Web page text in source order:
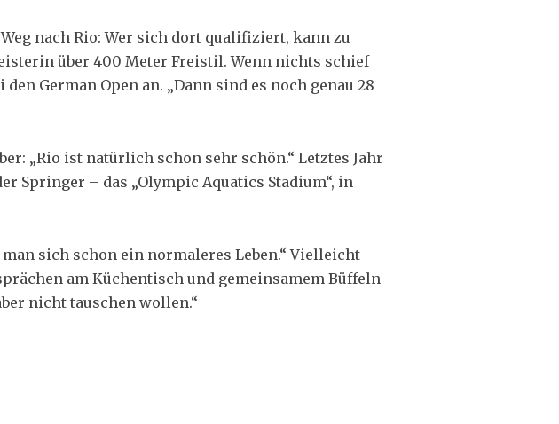
nach Rio: Wer sich dort qualifiziert, kann zu
über 400 Meter Freistil. Wenn nichts schief
German Open an. „Dann sind es noch genau 28
„Rio ist natürlich schon sehr schön.“ Letztes Jahr
Springer – das „Olympic Aquatics Stadium“, in
sich schon ein normaleres Leben.“ Vielleicht
am Küchentisch und gemeinsamem Büffeln
nicht tauschen wollen.“